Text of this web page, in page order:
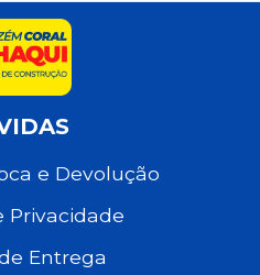
e Devolução
Privacidade
Entrega